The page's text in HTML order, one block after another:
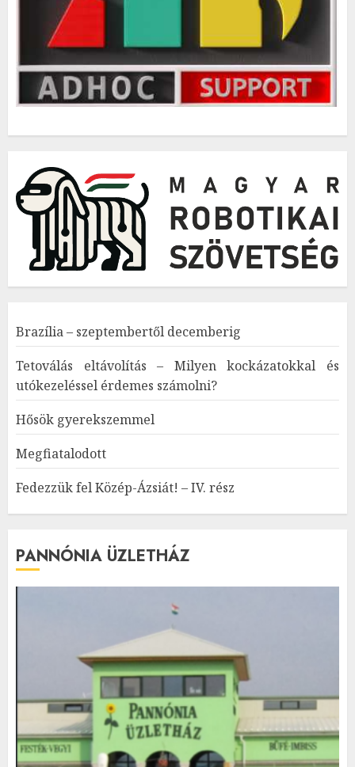
Brazília – szeptembertől decemberig
Tetoválás eltávolítás – Milyen kockázatokkal és
utókezeléssel érdemes számolni?
Hősök gyerekszemmel
Megfiatalodott
Fedezzük fel Közép-Ázsiát! – IV. rész
PANNÓNIA ÜZLETHÁZ